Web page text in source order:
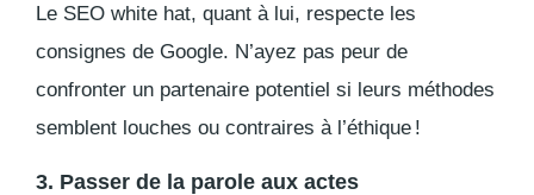
Le SEO white hat, quant à lui, respecte les
consignes de Google. N’ayez pas peur de
confronter un partenaire potentiel si leurs méthodes
semblent louches ou contraires à l’éthique !
3. Passer de la parole aux actes